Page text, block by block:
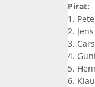
Pirat:
1.
2.
3.
4.
5.
6.